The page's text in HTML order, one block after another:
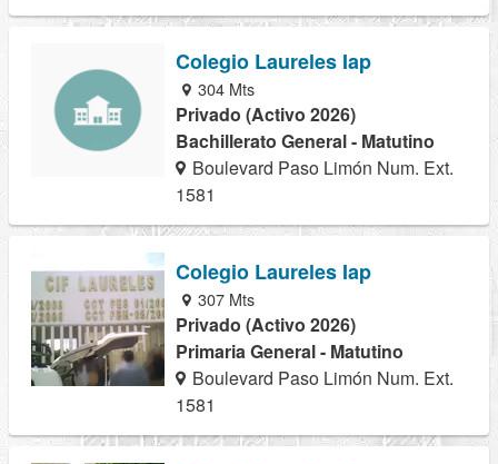
Colegio Laureles Iap
304 Mts
Privado (Activo 2026)
Bachillerato General - Matutino
Boulevard Paso Limón Num. Ext.
1581
Colegio Laureles Iap
307 Mts
Privado (Activo 2026)
Primaria General - Matutino
Boulevard Paso Limón Num. Ext.
1581